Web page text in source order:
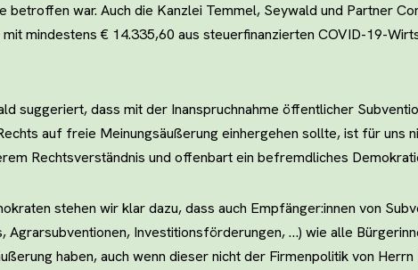
betroffen war. Auch die Kanzlei Temmel, Seywald und Partner
mindestens € 14.335,60 aus steuerfinanzierten COVID-19-
suggeriert, dass mit der Inanspruchnahme öffentlicher
auf freie Meinungsäußerung einhergehen sollte, ist für uns
Rechtsverständnis und offenbart ein befremdliches
stehen wir klar dazu, dass auch Empfänger:innen von
Agrarsubventionen, Investitionsförderungen, …) wie alle
haben, auch wenn dieser nicht der Firmenpolitik von Herrn